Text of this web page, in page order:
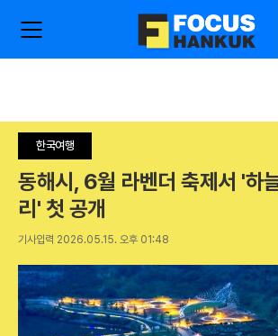
주
요
메
뉴
펼
치
기
한국여행
동해시, 6월 라벤더 축제서 '하
리' 첫 공개
기사입력 2026.05.15. 오후 01:48